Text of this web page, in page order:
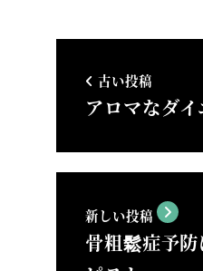
古い投稿
アロマなダイ
新しい投稿
骨粗鬆症予